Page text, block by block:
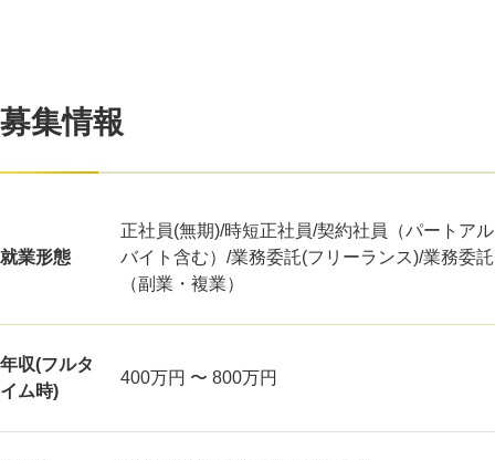
募集情報
就業形態
正社員(無期)/時短正社員/契約社員（パートアル
バイト含む）/業務委託(フリーランス)/業務委託
（副業・複業）
年収(フルタ
イム時)
400万円 〜 800万円